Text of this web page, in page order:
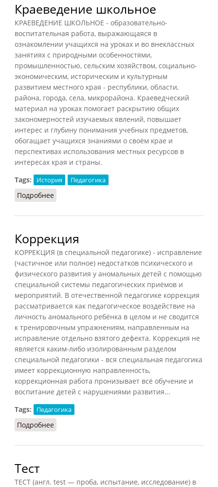
Краеведение школьное
КРАЕВЕДЕНИЕ ШКОЛЬНОЕ - образовательно-
воспитательная работа, выражающаяся в
ознакомлении учащихся на уроках и во внеклассных
занятиях с природными особенностями,
промышленностью, сельским хозяйством, социально-
экономическим, историческим и культурным
развитием местного края - республики, области,
района, города, села, микрорайона. Краеведческий
материал на уроках помогает раскрытию общих
закономерностей изучаемых явлений, повышает
интерес и глубину понимания учебных предметов,
обогащает учащихся знаниями о своём крае и
перспективах использования местных ресурсов в
интересах края и страны.
Tags:
История Педагогика
Подробнее
Коррекция
КОРРЕКЦИЯ (в специальной педагогике) - исправление
(частичное или полное) недостатков психического и
физического развития у аномальных детей с помощью
специальной системы педагогических приёмов и
мероприятий. В отечественной педагогике коррекция
рассматривается как педагогическое воздействие на
личность аномального ребёнка в целом и не сводится
к тренировочным упражнениям, направленным на
исправление отдельно взятого дефекта. Коррекция не
является каким-либо изолированным разделом
специальной педагогики - вся специальная педагогика
имеет коррекционную направленность,
коррекционная работа пронизывает всё обучение и
воспитание детей с нарушениями развития...
Tags:
Педагогика
Подробнее
Тест
ТЕСТ (англ. test — проба, испытание, исследование) в